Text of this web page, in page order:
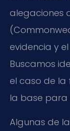
alegaciones
evidencia y
Buscamos
el caso de la
la base para
Algunas de